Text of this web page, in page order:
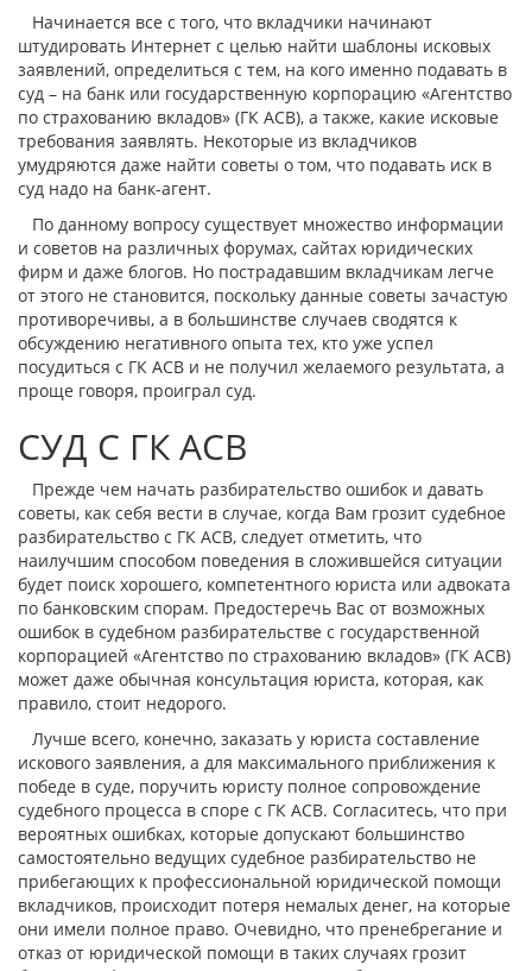
Начинается все с того, что вкладчики начинают
штудировать Интернет с целью найти шаблоны исковых
заявлений, определиться с тем, на кого именно подавать в
суд – на банк или государственную корпорацию «Агентство
по страхованию вкладов» (ГК АСВ), а также, какие исковые
требования заявлять. Некоторые из вкладчиков
умудряются даже найти советы о том, что подавать иск в
суд надо на банк-агент.
По данному вопросу существует множество информации
и советов на различных форумах, сайтах юридических
фирм и даже блогов. Но пострадавшим вкладчикам легче
от этого не становится, поскольку данные советы зачастую
противоречивы, а в большинстве случаев сводятся к
обсуждению негативного опыта тех, кто уже успел
посудиться с ГК АСВ и не получил желаемого результата, а
проще говоря, проиграл суд.
СУД С ГК АСВ
Прежде чем начать разбирательство ошибок и давать
советы, как себя вести в случае, когда Вам грозит судебное
разбирательство с ГК АСВ, следует отметить, что
наилучшим способом поведения в сложившейся ситуации
будет поиск хорошего, компетентного юриста или адвоката
по банковским спорам. Предостеречь Вас от возможных
ошибок в судебном разбирательстве с государственной
корпорацией «Агентство по страхованию вкладов» (ГК АСВ)
может даже обычная консультация юриста, которая, как
правило, стоит недорого.
Лучше всего, конечно, заказать у юриста составление
искового заявления, а для максимального приближения к
победе в суде, поручить юристу полное сопровождение
судебного процесса в споре с ГК АСВ. Согласитесь, что при
вероятных ошибках, которые допускают большинство
самостоятельно ведущих судебное разбирательство не
прибегающих к профессиональной юридической помощи
вкладчиков, происходит потеря немалых денег, на которые
они имели полное право. Очевидно, что пренебрегание и
отказ от юридической помощи в таких случаях грозит